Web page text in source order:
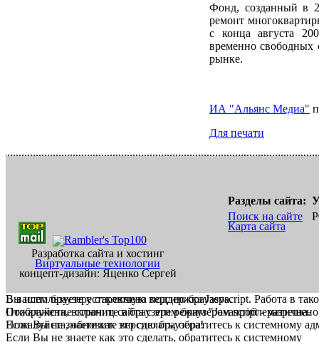
Фонд, созданный в
ремонт
с конца августа
временно свободных
рынке.
ИА "Альянс Медиа"
Для печати
Разработка сайта и хостинг
Виртуальные технологии
концепт-дизайн: Яценко Сергей
Разделы сайта:
Поиск на сайте
Карта сайта
В вашем браузере отключена поддержка Jasvscript. Работа в
Пожалуйста, включите в браузере режим "Javascript -
Если Вы не знаете как это сделать, обратитесь к системному
Вы используете устаревшую версию браузера.
Отображение страниц сайта с этим браузером проблематична.
Пожалуйста, обновите версию браузера!
Если Вы не знаете как это сделать, обратитесь к системному